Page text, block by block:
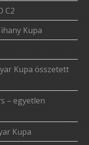
C2
Kupa
Kupa összetett
– egyetlen
Kupa